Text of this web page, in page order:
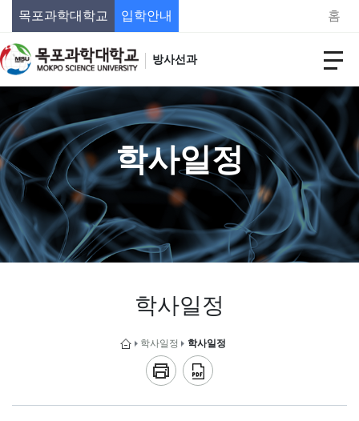
목포과학대학교 입학안내 홈
방사선과
학사일정
학사일정
학사일정 학사일정